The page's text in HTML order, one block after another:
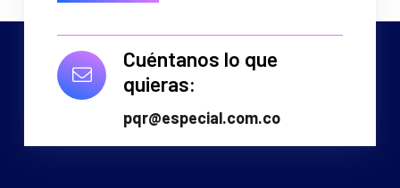
Cuéntanos lo que
quieras:
pqr@especial.com.co